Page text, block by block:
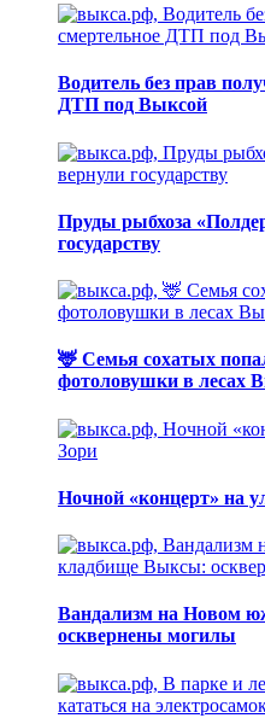
Водитель без прав
ДТП под Выксой
Пруды рыбхоза
государству
🦌 Семья сохатых
фотоловушки в лесах
Ночной «концерт» на
Вандализм на Новом
осквернены могилы